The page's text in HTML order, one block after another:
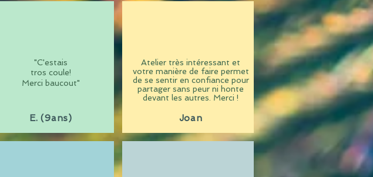
"C'estais
tros coule!
Merci baucout"
E. (9ans)
Atelier très intéressant et
votre manière de faire permet
de se sentir en confiance pour
partager sans peur ni honte
devant les autres. Merci !
Joan